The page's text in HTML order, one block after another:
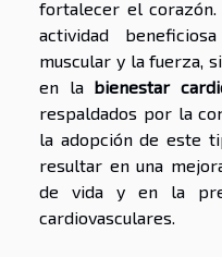
fortalecer el
actividad
muscular y la fuerza,
en la bienestar
respaldados por la
la adopción de este
resultar en una
de vida y en la
cardiovasculares.